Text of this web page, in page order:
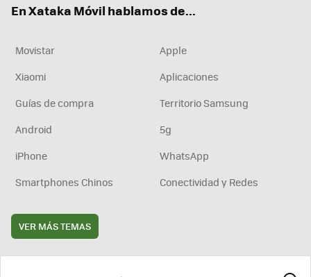
En Xataka Móvil hablamos de...
Movistar
Apple
Xiaomi
Aplicaciones
Guías de compra
Territorio Samsung
Android
5g
iPhone
WhatsApp
Smartphones Chinos
Conectividad y Redes
VER MÁS TEMAS